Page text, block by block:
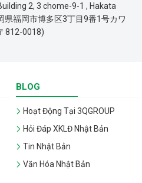
2, 3 chome-9-1 , Hakata
県福岡市博多区3丁目9番1号カワ
812-0018)
BLOG
Hoạt Động Tại 3QGROUP
Hỏi Đáp XKLĐ Nhật Bản
Tin Nhật Bản
Văn Hóa Nhật Bản